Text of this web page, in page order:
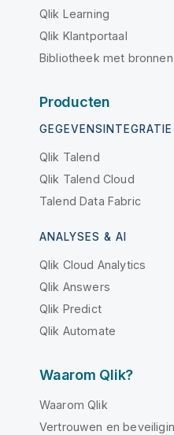
Qlik Learning
Qlik Klantportaal
Bibliotheek met bronnen
Producten
Qlik Talend
Qlik Talend Cloud
Talend Data Fabric
ANALYSES & AI
Qlik Cloud Analytics
Qlik Answers
Qlik Predict
Qlik Automate
Waarom Qlik?
Waarom Qlik
Vertrouwen en